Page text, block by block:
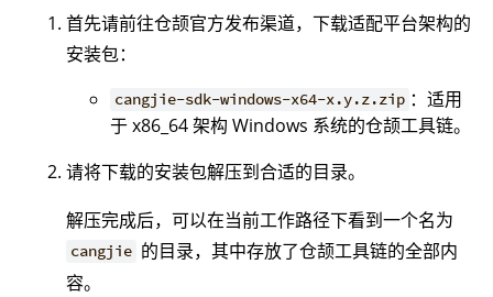
首先请前往仓颉官方发布渠道，下载适配平台架构的
安装包：
cangjie-sdk-windows-x64-x.y.z.zip ：适用
于 x86_64 架构 Windows 系统的仓颉工具链。
请将下载的安装包解压到合适的目录。
解压完成后，可以在当前工作路径下看到一个名为
cangjie 的目录，其中存放了仓颉工具链的全部内
容。